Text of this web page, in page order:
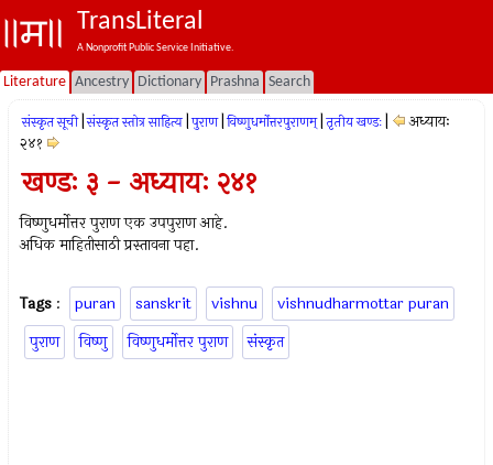
TransLiteral
A Nonprofit Public Service Initiative.
Literature Ancestry Dictionary Prashna Search
संस्कृत सूची संस्कृत स्तोत्र साहित्य पुराण विष्णुधर्मोत्तरपुराणम् तृतीय खण्डः
अध्यायः
२४१
खण्डः ३ - अध्यायः २४१
विष्णुधर्मोत्तर पुराण एक उपपुराण आहे.
अधिक माहितीसाठी प्रस्तावना पहा.
Tags : puran sanskrit vishnu
vishnudharmottar puran
पुराण
विष्णु विष्णुधर्मोत्तर पुराण संस्कृत